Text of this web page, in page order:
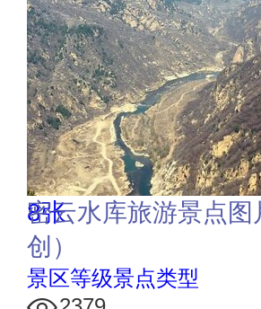
8张
密云水库旅游景点
创）
景区等级景点类型